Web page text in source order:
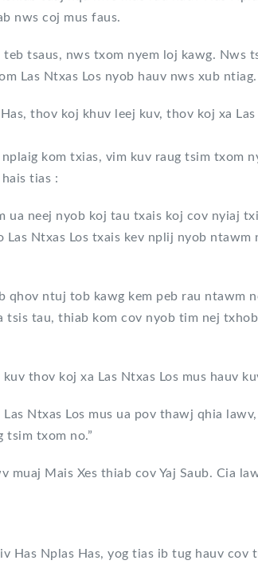
nws coj mus faus.
tsaus, nws txom nyem loj kawg. Nws
Las Ntxas Los nyob hauv nws xub ntiag.
thov koj khuv leej kuv, thov koj xa
kom txias, vim kuv raug tsim txom
tias :
neej nyob koj tau txais koj cov nyiaj
Las Ntxas Los txais kev nplij nyob ntawm
qhov ntuj tob kawg kem peb rau ntawm
tsis tau, thiab kom cov nyob tim nej
thov koj xa Las Ntxas Los mus hauv
Ntxas Los mus ua pov thawj qhia
tsim txom no.”
muaj Mais Xes thiab cov Yaj Saub. Cia
Has Nplas Has, yog tias ib tug hauv cov